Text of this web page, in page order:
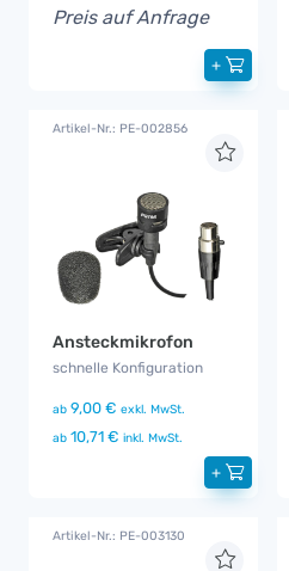
Preis auf Anfrage
+
Artikel-Nr.: PE-002856
Ansteckmikrofon
schnelle Konfiguration
ab 9,00 € exkl. MwSt.
ab 10,71 € inkl. MwSt.
+
Artikel-Nr.: PE-003130